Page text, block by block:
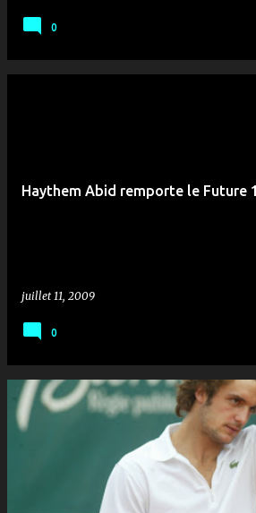
0
Haythem Abid remporte le Future
juillet 11, 2009
0